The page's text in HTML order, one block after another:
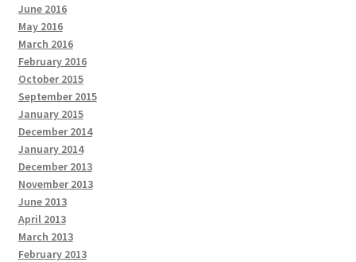
June 2016
May 2016
March 2016
February 2016
October 2015
September 2015
January 2015
December 2014
January 2014
December 2013
November 2013
June 2013
April 2013
March 2013
February 2013